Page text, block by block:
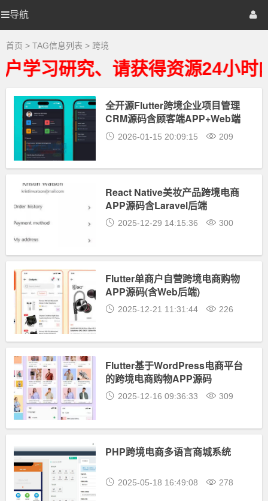
导航
全
-
境
相
新
资
源
下
载
优
选
源
棋牌源码
首页 > TAG信息列表 > 跨境
习研究、请获得资源24小时
全开源Flutter跨境企业项目管理
CRM源码含顾客端APP+Web端
2026-01-15 20:09:15 209
React Native美妆产品跨境电商
APP源码含Laravel后端
2025-12-29 14:15:36 300
Flutter单商户自营跨境电商购物
APP源码(含Web后端)
2025-12-21 11:31:44 226
Flutter基于WordPress电商平台
的跨境电商购物APP源码
2025-12-16 09:36:33 309
PHP跨境电商多语言商城系统
2025-05-18 16:49:08 278